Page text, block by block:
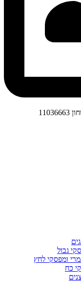
גבול
ומפסקי לחץ
כח